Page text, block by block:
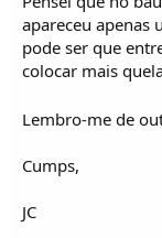
apareceu apenas
pode ser que
colocar mais
Lembro-me de
Cumps,
JC